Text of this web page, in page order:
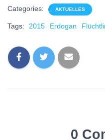
Categories: AKTUELLES
Tags: 2015 Erdogan
0